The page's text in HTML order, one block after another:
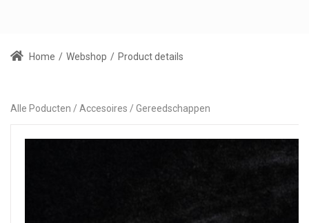
Home / Webshop / Product details
Alle Poducten Accesoires Gereedschappen